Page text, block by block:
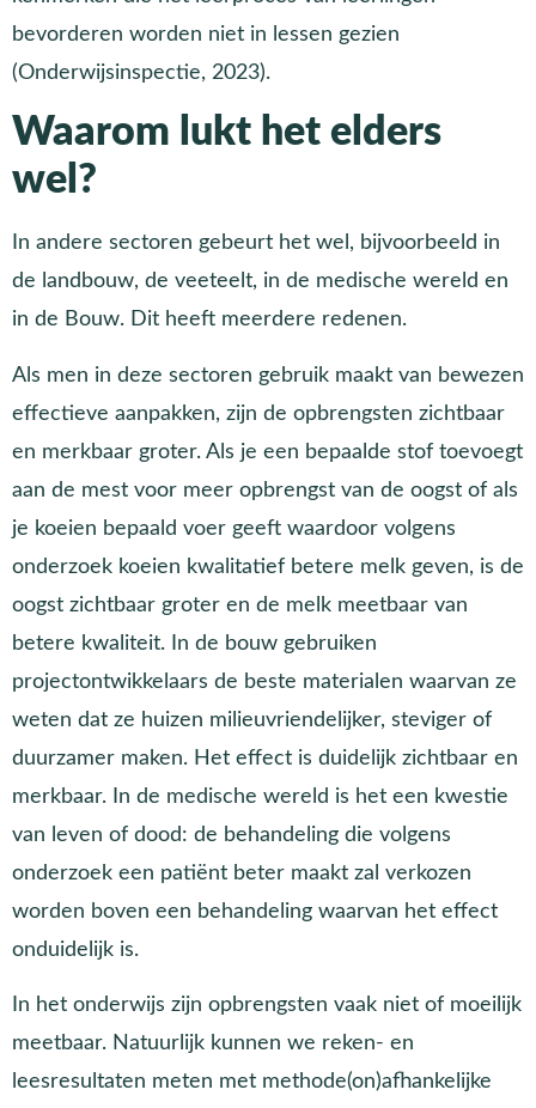
bevorderen worden niet in lessen gezien
(Onderwijsinspectie, 2023).
Waarom lukt het elders
wel?
In andere sectoren gebeurt het wel, bijvoorbeeld in
de landbouw, de veeteelt, in de medische wereld en
in de Bouw. Dit heeft meerdere redenen.
Als men in deze sectoren gebruik maakt van bewezen
effectieve aanpakken, zijn de opbrengsten zichtbaar
en merkbaar groter. Als je een bepaalde stof toevoegt
aan de mest voor meer opbrengst van de oogst of als
je koeien bepaald voer geeft waardoor volgens
onderzoek koeien kwalitatief betere melk geven, is de
oogst zichtbaar groter en de melk meetbaar van
betere kwaliteit. In de bouw gebruiken
projectontwikkelaars de beste materialen waarvan ze
weten dat ze huizen milieuvriendelijker, steviger of
duurzamer maken. Het effect is duidelijk zichtbaar en
merkbaar. In de medische wereld is het een kwestie
van leven of dood: de behandeling die volgens
onderzoek een patiënt beter maakt zal verkozen
worden boven een behandeling waarvan het effect
onduidelijk is.
In het onderwijs zijn opbrengsten vaak niet of moeilijk
meetbaar. Natuurlijk kunnen we reken- en
leesresultaten meten met methode(on)afhankelijke